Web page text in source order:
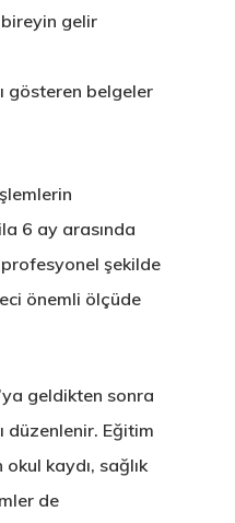
gelir
gösteren belgeler
6 ay arasında
şekilde
önemli ölçüde
geldikten sonra
düzenlenir. Eğitim
kaydı, sağlık
de
Programs
Finladiya
GDPR
İletişim
& Start-Up
Letonya
Letonya